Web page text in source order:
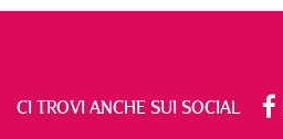
CI TROVI ANCHE SUI SOCIAL